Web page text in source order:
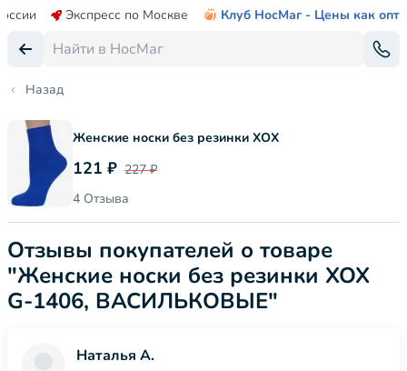
Экспресс по Москве Клуб НосМаг - Цены как опт
Назад
Женские носки без резинки ХОХ
121 ₽ 227 ₽
4 Отзыва
Отзывы покупателей о товаре
"Женские носки без резинки ХОХ
G-1406, ВАСИЛЬКОВЫЕ"
Наталья А.